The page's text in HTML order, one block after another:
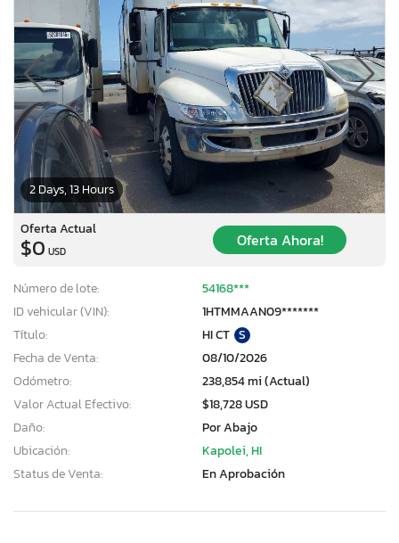
2 Days, 13 Hours
Oferta Actual
$0 USD
Oferta Ahora!
Número de lote:
54168***
ID vehicular (VIN):
1HTMMAAN09*******
Título:
HI CT S
Fecha de Venta:
08/10/2026
Odómetro:
238,854 mi (Actual)
Valor Actual Efectivo:
$18,728 USD
Daño:
Por Abajo
Ubicación:
Kapolei, HI
Status de Venta:
En Aprobación